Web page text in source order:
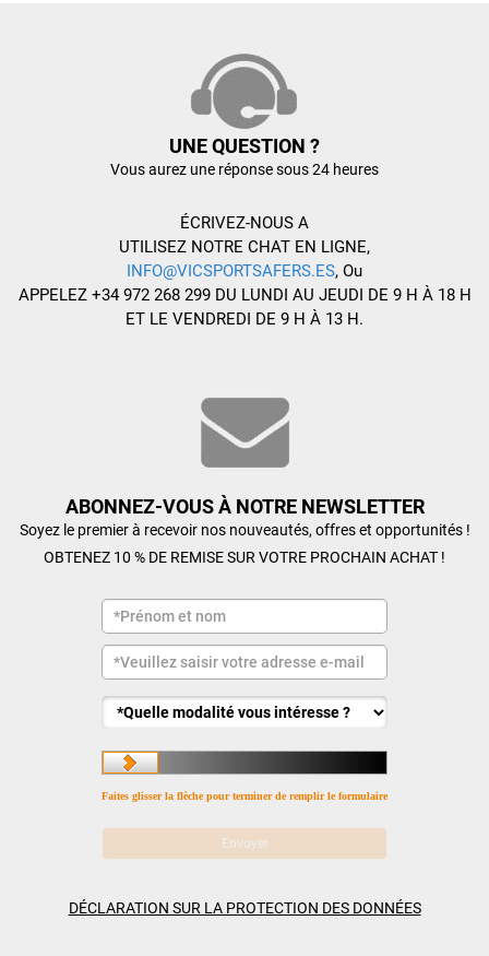
UNE QUESTION ?
Vous aurez une réponse sous 24 heures
ÉCRIVEZ-NOUS A
UTILISEZ NOTRE CHAT EN LIGNE,
INFO@VICSPORTSAFERS.ES, Ou
APPELEZ +34 972 268 299 DU LUNDI AU JEUDI DE 9 H À 18 H
ET LE VENDREDI DE 9 H À 13 H.
ABONNEZ-VOUS À NOTRE NEWSLETTER
Soyez le premier à recevoir nos nouveautés, offres et opportunités !
OBTENEZ 10 % DE REMISE SUR VOTRE PROCHAIN ACHAT !
Faites glisser la flèche pour terminer de remplir le formulaire
DÉCLARATION SUR LA PROTECTION DES DONNÉES